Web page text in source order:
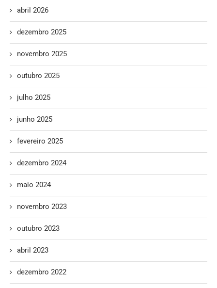
abril 2026
dezembro 2025
novembro 2025
outubro 2025
julho 2025
junho 2025
fevereiro 2025
dezembro 2024
maio 2024
novembro 2023
outubro 2023
abril 2023
dezembro 2022